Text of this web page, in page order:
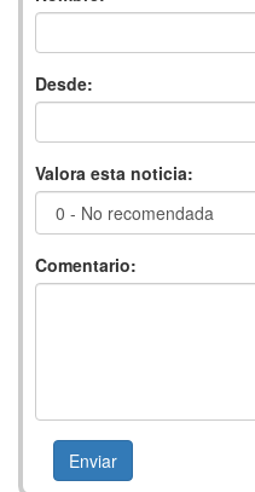
Desde:
Valora esta noticia:
Comentario: